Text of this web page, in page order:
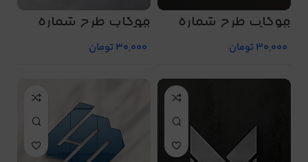
موکاپ طرح شماره
5062
30,000تومان
موکاپ طرح شماره
5063
30,000تومان